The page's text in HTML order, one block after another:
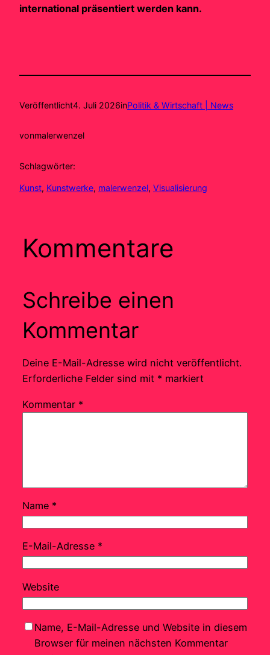
international präsentiert werden kann.
Veröffentlicht4. Juli 2026inPolitik & Wirtschaft | News
vonmalerwenzel
Schlagwörter:
Kunst, Kunstwerke, malerwenzel, Visualisierung
Kommentare
Schreibe einen
Kommentar
Deine E-Mail-Adresse wird nicht veröffentlicht.
Erforderliche Felder sind mit * markiert
Kommentar *
Name *
E-Mail-Adresse *
Website
Name, E-Mail-Adresse und Website in diesem
Browser für meinen nächsten Kommentar